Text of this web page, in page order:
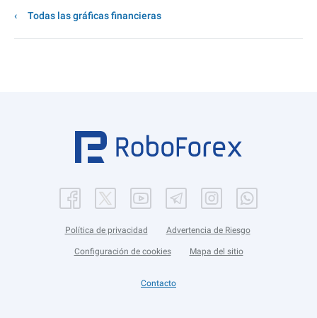
Todas las gráficas financieras
Política de privacidad Advertencia de Riesgo
Configuración de cookies Mapa del sitio
Contacto